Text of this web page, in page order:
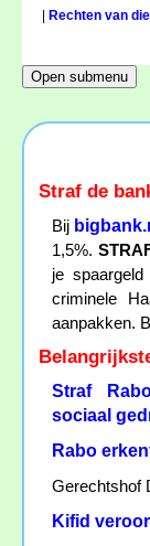
Rechten van
Straf de
Bij
1,5%.
je
criminele
aanpakken.
Straf
sociaal
Rabo
Gerechtshof
Kifid